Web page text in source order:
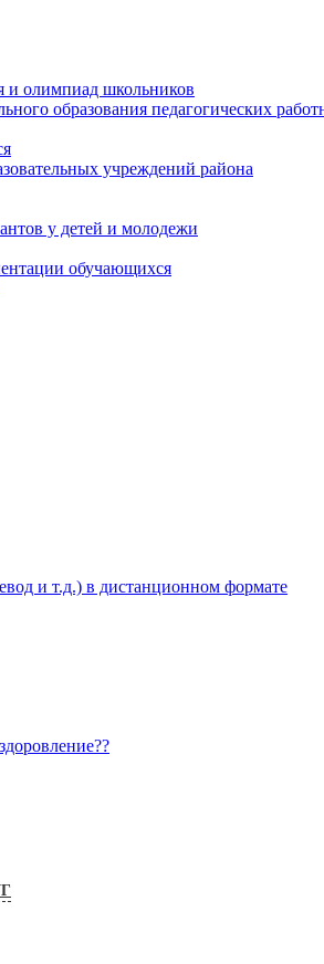
и олимпиад школьников
образования педагогических
учреждений района
у детей и молодежи
обучающихся
и т.д.) в дистанционном формате